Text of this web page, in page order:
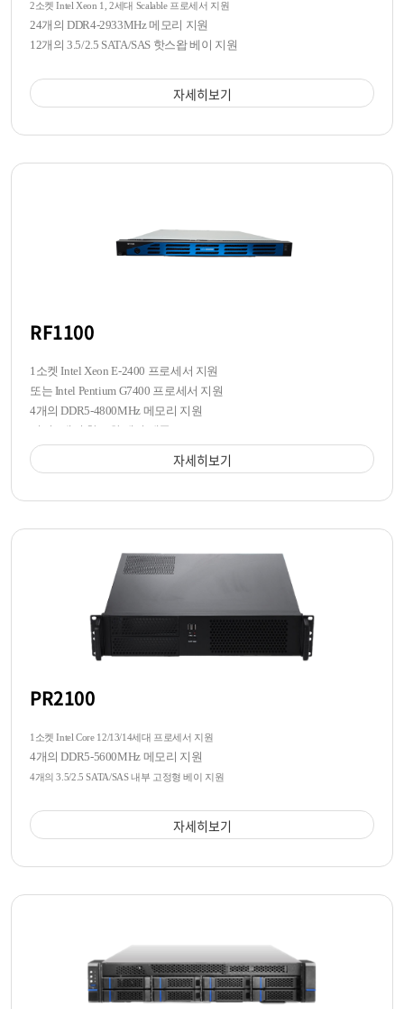
2소켓 Intel Xeon 1, 2세대 Scalable 프로세서 지원
24개의 DDR4-2933MHz 메모리 지원
12개의 3.5/2.5 SATA/SAS 핫스왑 베이 지원
자세히보기
RF1100
1소켓 Intel Xeon E-2400 프로세서 지원
또는 Intel Pentium G7400 프로세서 지원
4개의 DDR5-4800MHz 메모리 지원
전면 4개의 핫스왑 베이 제공
자세히보기
PR2100
1소켓 Intel Core 12/13/14세대 프로세서 지원
4개의 DDR5-5600MHz 메모리 지원
4개의 3.5/2.5 SATA/SAS 내부 고정형 베이 지원
자세히보기